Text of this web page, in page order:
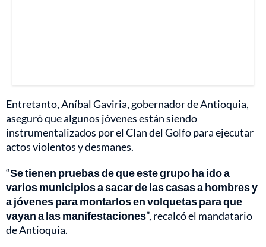
Entretanto, Aníbal Gaviria, gobernador de Antioquia,
aseguró que algunos jóvenes están siendo
instrumentalizados por el Clan del Golfo para ejecutar
actos violentos y desmanes.
“Se tienen pruebas de que este grupo ha ido a
varios municipios a sacar de las casas a hombres y
a jóvenes para montarlos en volquetas para que
vayan a las manifestaciones”, recalcó el mandatario
de Antioquia.